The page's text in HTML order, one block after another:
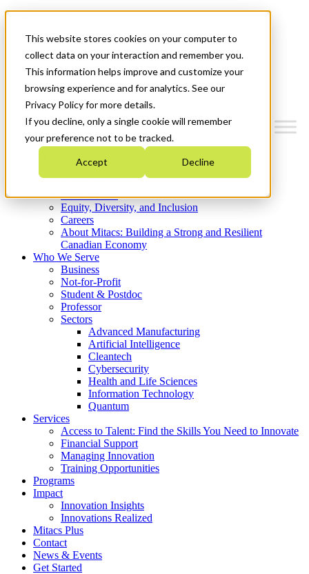
This website stores cookies on your computer to
collect data on your interaction and remember you.
This information helps improve and customize your
browsing experience and for analytics. See our
Privacy Policy for more details.
If you decline, only a single cookie will remember
your preference not to be tracked.
Accept Decline
News & Events
Get Started
Menu
Who We Are
Strategic Plan 2026-2030
What We Do
Equity, Diversity, and Inclusion
Careers
About Mitacs: Building a Strong and Resilient
Canadian Economy
Who We Serve
Business
Not-for-Profit
Student & Postdoc
Professor
Sectors
Advanced Manufacturing
Artificial Intelligence
Cleantech
Cybersecurity
Health and Life Sciences
Information Technology
Quantum
Services
Access to Talent: Find the Skills You Need to Innovate
Financial Support
Managing Innovation
Training Opportunities
Programs
Impact
Innovation Insights
Innovations Realized
Mitacs Plus
Contact
News & Events
Get Started